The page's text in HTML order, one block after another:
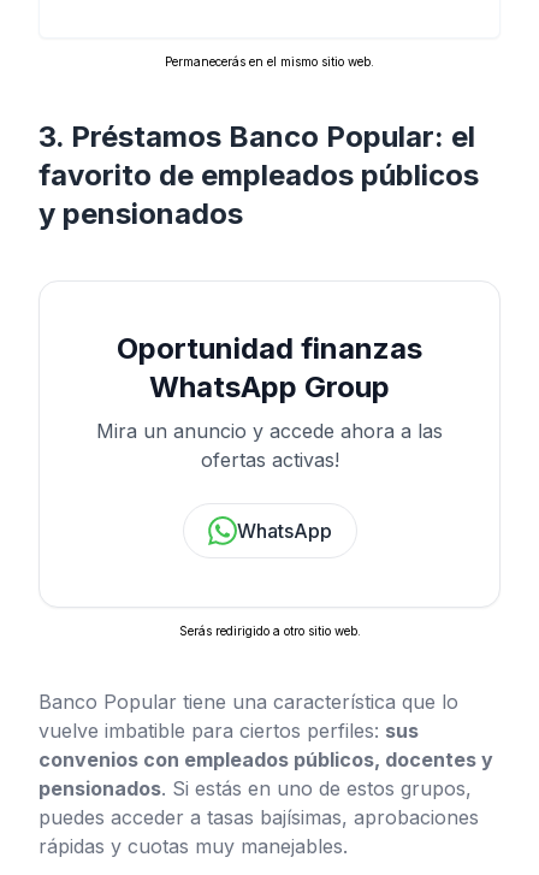
Permanecerás en el mismo sitio web.
3. Préstamos Banco Popular: el
favorito de empleados públicos
y pensionados
Oportunidad finanzas
WhatsApp Group
Mira un anuncio y accede ahora a las
ofertas activas!
WhatsApp
Serás redirigido a otro sitio web.
Banco Popular tiene una característica que lo
vuelve imbatible para ciertos perfiles: sus
convenios con empleados públicos, docentes y
pensionados. Si estás en uno de estos grupos,
puedes acceder a tasas bajísimas, aprobaciones
rápidas y cuotas muy manejables.